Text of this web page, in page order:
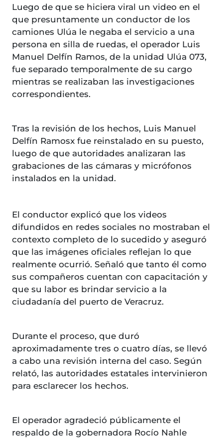
Luego de que se hiciera viral un video en el
que presuntamente un conductor de los
camiones Ulúa le negaba el servicio a una
persona en silla de ruedas, el operador Luis
Manuel Delfín Ramos, de la unidad Ulúa 073,
fue separado temporalmente de su cargo
mientras se realizaban las investigaciones
correspondientes.
Tras la revisión de los hechos, Luis Manuel
Delfín Ramosx fue reinstalado en su puesto,
luego de que autoridades analizaran las
grabaciones de las cámaras y micrófonos
instalados en la unidad.
El conductor explicó que los videos
difundidos en redes sociales no mostraban el
contexto completo de lo sucedido y aseguró
que las imágenes oficiales reflejan lo que
realmente ocurrió. Señaló que tanto él como
sus compañeros cuentan con capacitación y
que su labor es brindar servicio a la
ciudadanía del puerto de Veracruz.
Durante el proceso, que duró
aproximadamente tres o cuatro días, se llevó
a cabo una revisión interna del caso. Según
relató, las autoridades estatales intervinieron
para esclarecer los hechos.
El operador agradeció públicamente el
respaldo de la gobernadora Rocío Nahle